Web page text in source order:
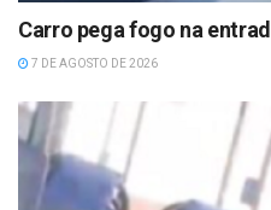
Carro pega fogo na
7 DE AGOSTO DE 2026